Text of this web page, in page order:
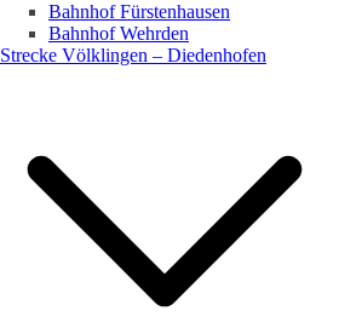
Bahnhof Fürstenhausen
Bahnhof Wehrden
Strecke Völklingen – Diedenhofen